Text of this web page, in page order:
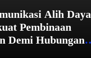
Alih Daya
Pembinaan
Demi Hubungan